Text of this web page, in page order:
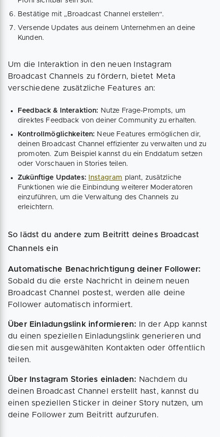
Bestätige mit „Broadcast Channel erstellen“.
Versende Updates aus deinem Unternehmen an deine
Kunden.
Um die Interaktion in den neuen Instagram
Broadcast Channels zu fördern, bietet Meta
verschiedene zusätzliche Features an:
Feedback & Interaktion: Nutze Frage-Prompts, um
direktes Feedback von deiner Community zu erhalten.
Kontrollmöglichkeiten: Neue Features ermöglichen dir,
deinen Broadcast Channel effizienter zu verwalten und zu
promoten. Zum Beispiel kannst du ein Enddatum setzen
oder Vorschauen in Stories teilen.
Zukünftige Updates:
Instagram plant, zusätzliche
Funktionen wie die Einbindung weiterer Moderatoren
einzuführen, um die Verwaltung des Channels zu
erleichtern.
So lädst du andere zum Beitritt deines Broadcast
Channels ein
Automatische Benachrichtigung deiner Follower:
Sobald du die erste Nachricht in deinem neuen
Broadcast Channel postest, werden alle deine
Follower automatisch informiert.
Über Einladungslink informieren: In der App kannst
du einen speziellen Einladungslink generieren und
diesen mit ausgewählten Kontakten oder öffentlich
teilen.
Über Instagram Stories einladen: Nachdem du
deinen Broadcast Channel erstellt hast, kannst du
einen speziellen Sticker in deiner Story nutzen, um
deine Follower zum Beitritt aufzurufen.